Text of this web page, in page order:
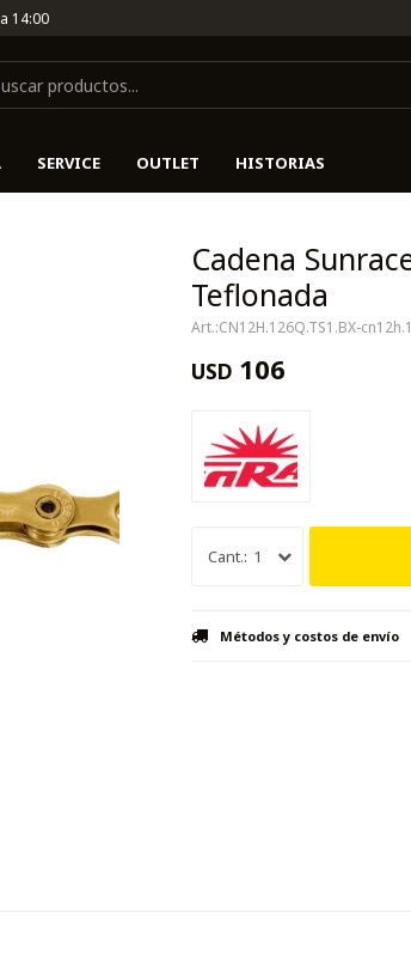
SERVICE OUTLET HISTORIAS
14:00
Cadena
Teflonada
CN12H.126Q.TS1.BX-
USD 106
1
Métodos y costos de envío